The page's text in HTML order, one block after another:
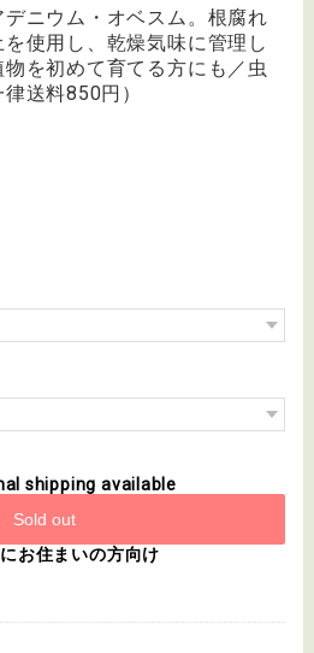
デニウム・オベスム。根腐れ
使用し、乾燥気味に管理し
を初めて育てる方にも／虫
送料850円）
shipping available
Sold out
お住まいの方向け